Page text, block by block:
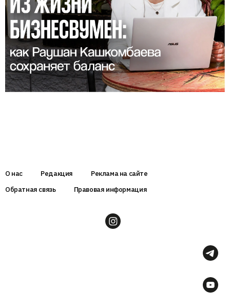
О нас Редакция
Реклама на сайте
Обратная связь
Правовая информация